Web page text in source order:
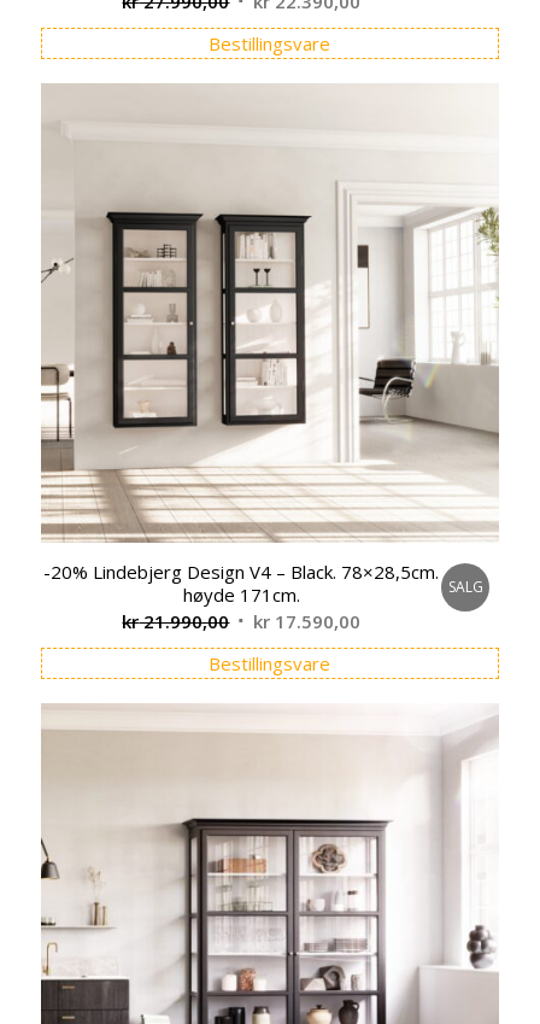
pris
var:
kr 27.990,00.
pris
er:
kr 22.390,00.
Bestillingsvare
-20% Lindebjerg Design V4 – Black. 78×28,5cm.
høyde 171cm.
kr21.990,00 Opprinnelig
pris
var:
kr 21.990,00.
kr 17.590,00 Nåværende
pris
er:
SALG
Bestillingsvare